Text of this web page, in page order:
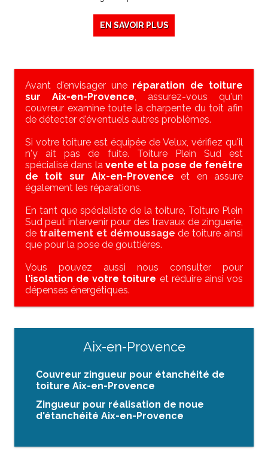
EN SAVOIR PLUS
Avant d'envisager une réparation de toiture
sur Aix-en-Provence, assurez-vous qu'un
couvreur examine toute la charpente du toit afin
de détecter d'éventuels autres problèmes.
Si votre toiture est équipée de Velux, vérifiez qu'il
n'y ait pas de fuite. Toiture Plein Sud est
spécialisé dans la vente et la pose de fenêtre
de toit sur Aix-en-Provence et en assure
également les réparations.
En tant que spécialiste de la toiture, Toiture Plein
Sud peut intervenir pour des travaux de zinguerie,
de traitement et démoussage de toiture ainsi
que pour la pose de gouttières.
Vous pouvez aussi nous consulter pour
l'isolation de votre toiture et réduire ainsi vos
dépenses énergétiques.
Aix-en-Provence
Couvreur zingueur pour étanchéité de
toiture Aix-en-Provence
Zingueur pour réalisation de noue
d'étanchéité Aix-en-Provence